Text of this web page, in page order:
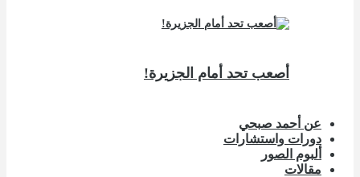
أصعب تحد أمام الجزيرة!
عن أحمد صبحي
دورات واستشارات
ألبوم الصور
مقالات